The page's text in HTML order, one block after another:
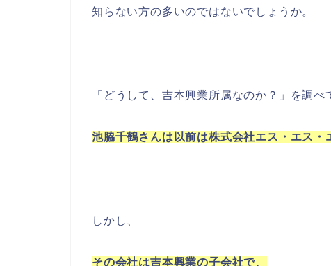
知らない方の多いのではないでしょうか。
「どうして、吉本興業所属なのか？」を調べ
池脇千鶴さんは以前は株式会社エス・エス・
しかし、
その会社は吉本興業の子会社で、